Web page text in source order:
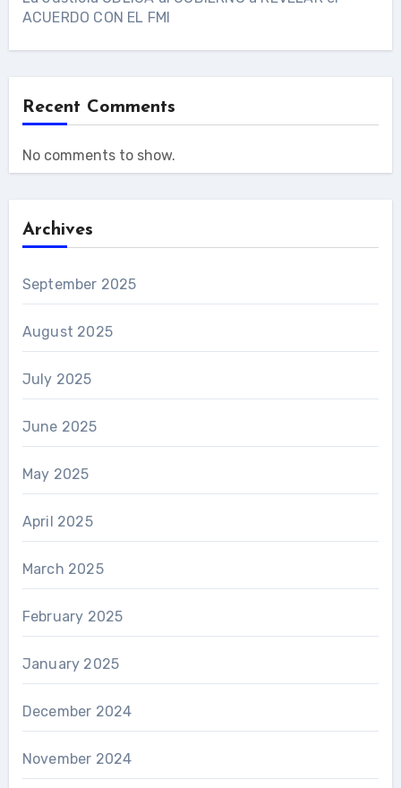
ACUERDO CON EL FMI
Recent Comments
No comments to show.
Archives
September 2025
August 2025
July 2025
June 2025
May 2025
April 2025
March 2025
February 2025
January 2025
December 2024
November 2024